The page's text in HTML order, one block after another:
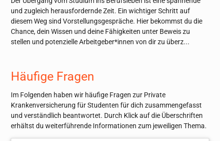
und zugleich herausfordernde Zeit. Ein wichtiger Schritt auf
diesem Weg sind Vorstellungsgespräche. Hier bekommst du die
Chance, dein Wissen und deine Fähigkeiten unter Beweis zu
stellen und potenzielle Arbeitgeber*innen von dir zu überz...
Häufige Fragen
Im Folgenden haben wir häufige Fragen zur Private
Krankenversicherung für Studenten für dich zusammengefasst
und verständlich beantwortet. Durch Klick auf die Überschriften
erhältst du weiterführende Informationen zum jeweiligen Thema.